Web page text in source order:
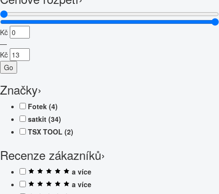
Kč
—
Kč
Go
Značky›
Fotek (4)
satkit (34)
TSX TOOL (2)
Recenze zákazníků›
a více
a více